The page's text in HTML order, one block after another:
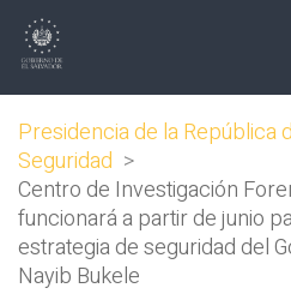
Presidencia de la República
Seguridad >
Centro de Investigación
funcionará a partir de junio
estrategia de seguridad del
Nayib Bukele